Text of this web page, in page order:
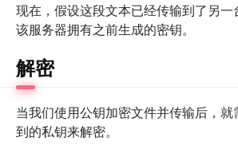
现在，假设这段文本已经传输到了另一
该服务器拥有之前生成的密钥。
解密
当我们使用公钥加密文件并传输后，
到的私钥来解密。